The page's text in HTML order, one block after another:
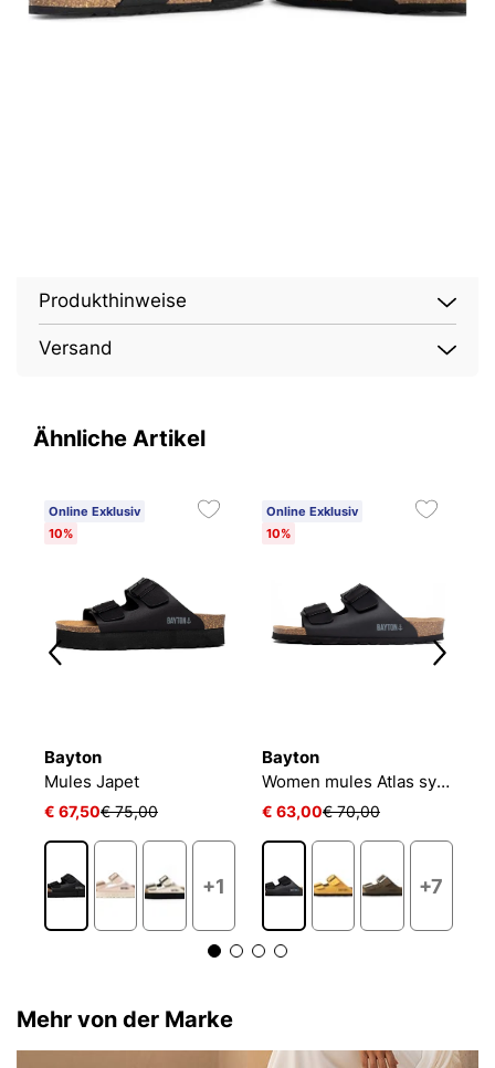
Produkthinweise
Versand
Ähnliche Artikel
Online Exklusiv
10%
Bayton
Mules Japet
€ 67,50€ 75,00
+1
Online Exklusiv
10%
Bayton
Women mules Atlas synth
€ 63,00€ 70,00
+7
Mehr von der Marke